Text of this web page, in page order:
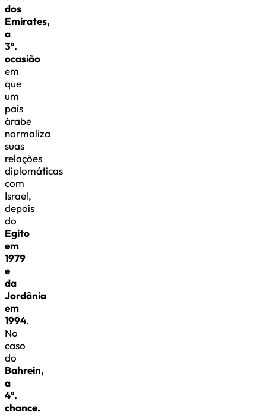
dos
Emirates,
a
3ª.
ocasião
em
que
um
país
árabe
normaliza
suas
relações
diplomáticas
com
Israel,
depois
do
Egito
em
1979
e
da
Jordânia
em
1994.
No
caso
do
Bahrein,
a
4ª.
chance.